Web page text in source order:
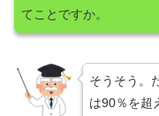
てことですか。
そうそう。
は90％を超